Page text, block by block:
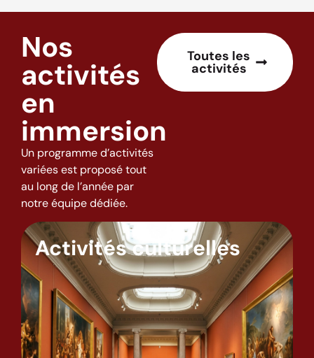
Nos
activités
en
immersion
Un programme d’activités
variées est proposé tout
au long de l’année par
notre équipe dédiée.
Toutes les
activités
Activités culturelles